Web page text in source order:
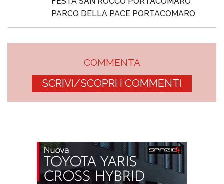
PARCO DELLA PACE PORTACOMARO
COMMENTA
SCRIVI/SCOPRI I COMMENTI